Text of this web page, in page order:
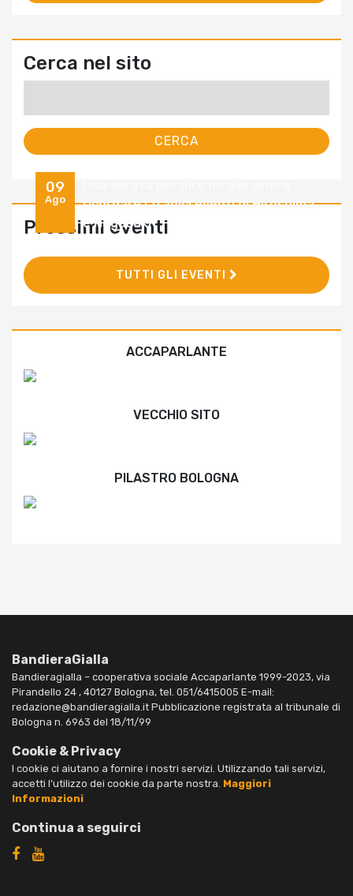
Cerca nel sito
Prossimi eventi
09
Ago
ricordare i tragici eventi di Hiroshima
e Nagasaki
TUTTI GLI EVENTI
ACCAPARLANTE
VECCHIO SITO
PILASTRO BOLOGNA
BandieraGialla
Bandieragialla – cooperativa sociale Accaparlante 1999-2023, via
Pirandello 24 , 40127 Bologna, tel. 051/6415005 E-mail:
redazione@bandieragialla.it Pubblicazione registrata al tribunale di
Bologna n. 6963 del 18/11/99
Cookie & Privacy
I cookie ci aiutano a fornire i nostri servizi. Utilizzando tali servizi,
accetti l’utilizzo dei cookie da parte nostra. Maggiori
Informazioni
Continua a seguirci